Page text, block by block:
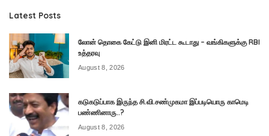
Latest Posts
லோன் தொகை கேட்டு இனி மிரட்ட கூடாது – வங்கிகளுக்கு RBI
உத்தரவு
August 8, 2026
கடுகடுப்பாக இருந்த சி.வி.சண்முகமா இப்படியொரு காமெடி
பண்ணினாரு..?
August 8, 2026